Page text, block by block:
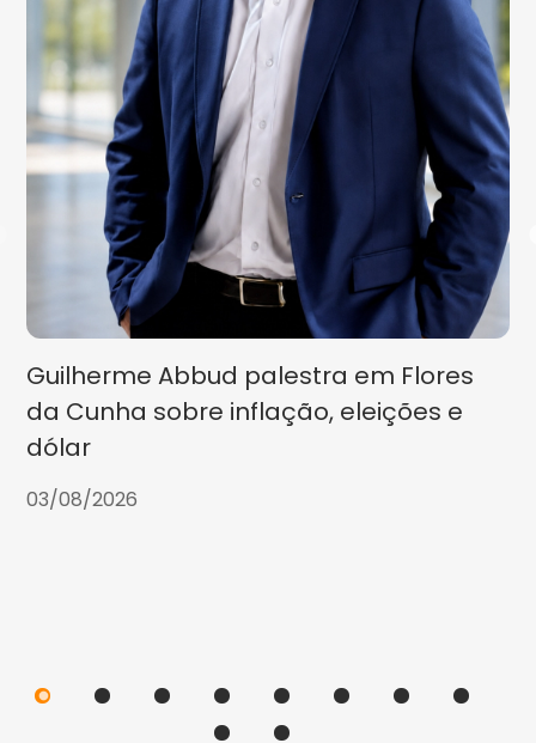
Guilherme Abbud palestra em Flores
da Cunha sobre inflação, eleições e
dólar
03/08/2026